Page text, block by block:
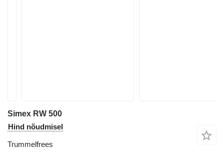
Simex RW 500
Hind nõudmisel
Trummelfrees